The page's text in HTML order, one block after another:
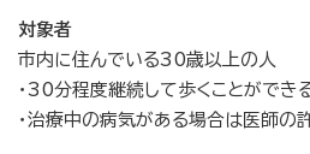
対象者
市内に住んでいる30歳以上の人
・30分程度継続して歩くことができ
・治療中の病気がある場合は医師の